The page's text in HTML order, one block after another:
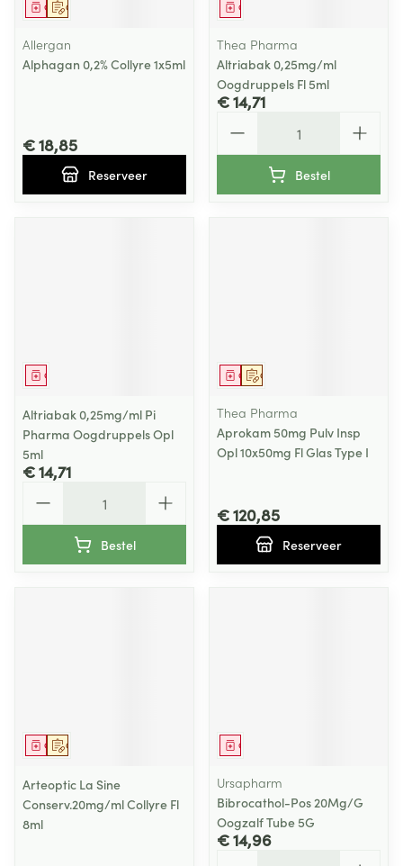
Op voorschrift
Geneesmiddel
Allergan
Alphagan 0,2% Collyre 1x5ml
€ 18,85
Reserveer
Geneesmiddel
Thea Pharma
Altriabak 0,25mg/ml
Oogdruppels Fl 5ml
€ 14,71
Bestel
Geneesmiddel
Altriabak 0,25mg/ml Pi
Pharma Oogdruppels Opl
5ml
€ 14,71
Bestel
Op voorschrift
Geneesmiddel
Thea Pharma
Aprokam 50mg Pulv Insp
Opl 10x50mg Fl Glas Type I
€ 120,85
Reserveer
Op voorschrift
Geneesmiddel
Arteoptic La Sine
Conserv.20mg/ml Collyre Fl
8ml
Geneesmiddel
Ursapharm
Bibrocathol-Pos 20Mg/G
Oogzalf Tube 5G
€ 14,96